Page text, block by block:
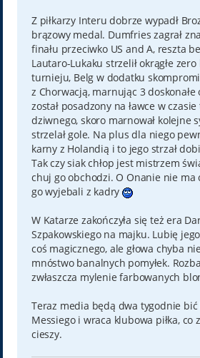
Z piłkarzy Interu dobrze wypadł
brązowy medal. Dumfries zagrał
finału przeciwko US and A, reszta
Lautaro-Lukaku strzelił okrągłe
turnieju, Belg w dodatku
z Chorwacją, marnując 3 doskonałe
został posadzony na ławce w
dziwnego, skoro marnował kolejne
strzelał gole. Na plus dla niego
karny z Holandią i to jego strzał
Tak czy siak chłop jest mistrzem
chuj go obchodzi. O Onanie nie ma
go wyjebali z kadry
W Katarze zakończyła się też era
Szpakowskiego na majku. Lubię
coś magicznego, ale głowa chyba
mnóstwo banalnych pomyłek.
zwłaszcza mylenie farbowanych
Teraz media będą dwa tygodnie
Messiego i wraca klubowa piłka, co
cieszy.